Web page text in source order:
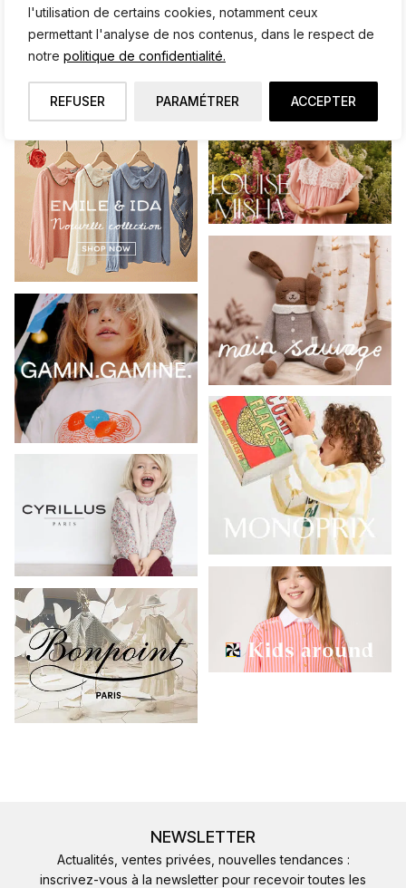
l'utilisation de certains cookies, notamment ceux
permettant l'analyse de nos contenus, dans le respect de
notre politique de confidentialité.
PARAMÉTRER
REFUSER ACCEPTER
NEWSLETTER
Actualités, ventes privées, nouvelles tendances :
inscrivez-vous à la newsletter pour recevoir toutes les